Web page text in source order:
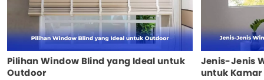
Pilihan Window Blind yang Ideal untuk
Outdoor
Jenis-Jenis
untuk